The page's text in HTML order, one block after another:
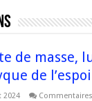
de masse,
de
2024